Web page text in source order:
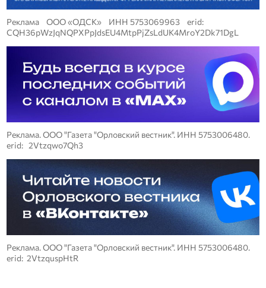
Реклама ООО «ОДСК» ИНН 5753069963 erid:
CQH36pWzJqNQPXPpJdsEU4MtpPjZsLdUK4MroY2Dk71DgL
Реклама. ООО "Газета "Орловский вестник". ИНН 5753006480.
erid: 2Vtzqwo7Qh3
Реклама. ООО "Газета "Орловский вестник". ИНН 5753006480.
erid: 2VtzquspHtR